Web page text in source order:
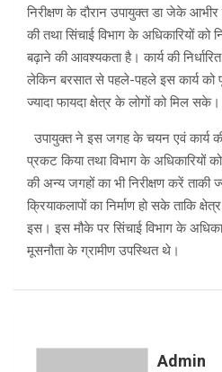
निरीक्षण के दौरान उपायुक्त डा जेके आभीर
की तथा सिंचाई विभाग के अधिकारियों को
बढ़ाने की आवश्यकता है। कार्य की
लेकिन बरसात से पहले-पहले इस कार्य को
ज्यादा फायदा क्षेत्र के लोगों को मिल सके।
उपायुक्त ने इस जगह के चयन एवं कार्य
प्रकट किया तथा विभाग के अधिकारियों
की अन्य जगहों का भी निरीक्षण करें
क्रियाकलापों का निर्माण हो सके ताकि
इस। इस मौके पर सिंचाई विभाग के
मूसनौता के ग्रामीण उपस्थित थे।
Admin